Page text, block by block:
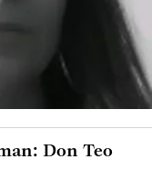
Don Teo